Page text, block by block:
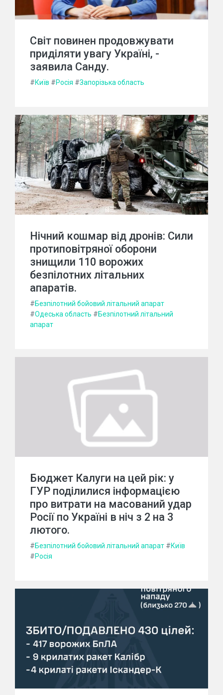
Світ повинен продовжувати
приділяти увагу Україні, -
заявила Санду.
#Київ #Росія #Запорізька область
Нічний кошмар від дронів: Сили
протиповітряної оборони
знищили 110 ворожих
безпілотних літальних
апаратів.
#Безпілотний бойовий літальний апарат
#Одеська область #Безпілотний літальний
апарат
Бюджет Калуги на цей рік: у
ГУР поділилися інформацією
про витрати на масований удар
Росії по Україні в ніч з 2 на 3
лютого.
#Безпілотний бойовий літальний апарат #Київ
#Росія